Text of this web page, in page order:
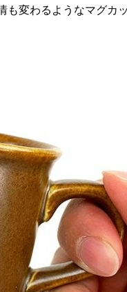
も変わるようなマグカ